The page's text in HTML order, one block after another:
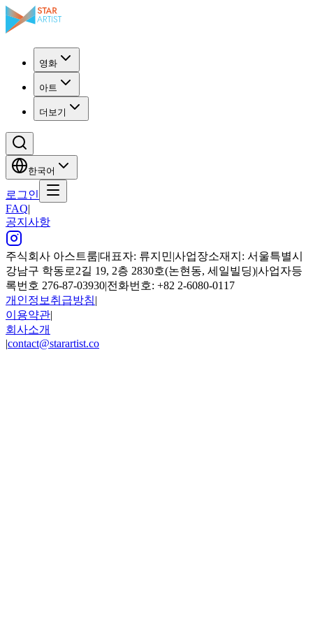
영화
아트
더보기
한국어
로그인
FAQ|
공지사항
주식회사 아스트룸|대표자: 류지민|사업장소재지: 서울특별시
강남구 학동로2길 19, 2층 2830호(논현동, 세일빌딩)|사업자등
록번호 276-87-03930|전화번호: +82 2-6080-0117
개인정보취급방침|
이용약관|
회사소개
|contact@starartist.co